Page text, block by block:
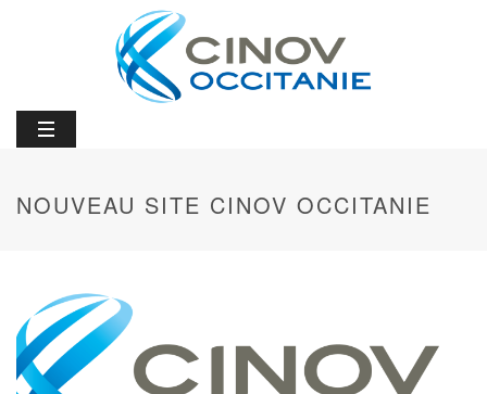
NOUVEAU SITE CINOV OCCITANIE